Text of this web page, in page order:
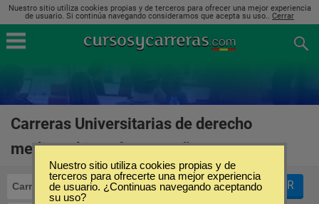
Nuestro sitio utiliza cookies propias y de terceros para ofrecer una mejor experiencia
de usuario. Si continúa navegando consideramos que acepta su uso.. Cerrar
Carreras Universitarias de derecho
medioambiental en España
Carreras Universitarias FILTRAR
Nuestro sitio utiliza cookies propias y de
terceros para ofrecerte una mejor experiencia
de usuario. ¿Continuas navegando aceptando
su uso?